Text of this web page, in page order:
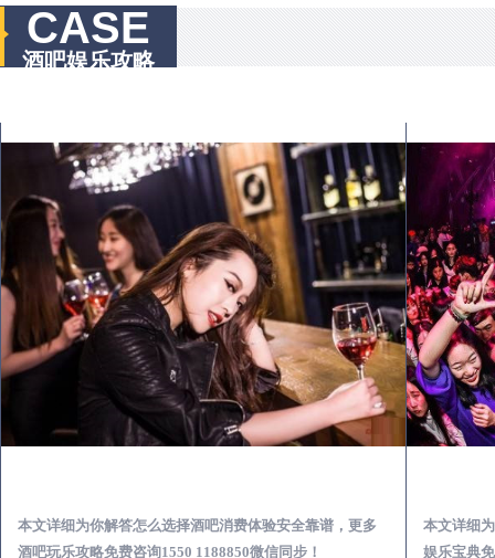
CASE
酒吧娱乐攻略
本文详细为你解答怎么选择酒吧消费体验安全靠谱，更多
酒吧玩乐攻略免费咨询1550 1188850微信同步！
本文详细
娱乐宝典